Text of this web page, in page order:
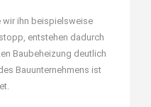
wir ihn beispielsweise
entstehen dadurch
Baubeheizung deutlich
Bauunternehmens ist